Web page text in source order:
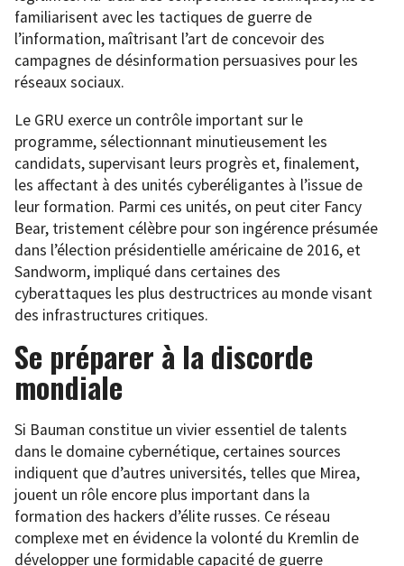
familiarisent avec les tactiques de guerre de
l’information, maîtrisant l’art de concevoir des
campagnes de désinformation persuasives pour les
réseaux sociaux.
Le GRU exerce un contrôle important sur le
programme, sélectionnant minutieusement les
candidats, supervisant leurs progrès et, finalement,
les affectant à des unités cyberéligantes à l’issue de
leur formation. Parmi ces unités, on peut citer Fancy
Bear, tristement célèbre pour son ingérence présumée
dans l’élection présidentielle américaine de 2016, et
Sandworm, impliqué dans certaines des
cyberattaques les plus destructrices au monde visant
des infrastructures critiques.
Se préparer à la discorde
mondiale
Si Bauman constitue un vivier essentiel de talents
dans le domaine cybernétique, certaines sources
indiquent que d’autres universités, telles que Mirea,
jouent un rôle encore plus important dans la
formation des hackers d’élite russes. Ce réseau
complexe met en évidence la volonté du Kremlin de
développer une formidable capacité de guerre